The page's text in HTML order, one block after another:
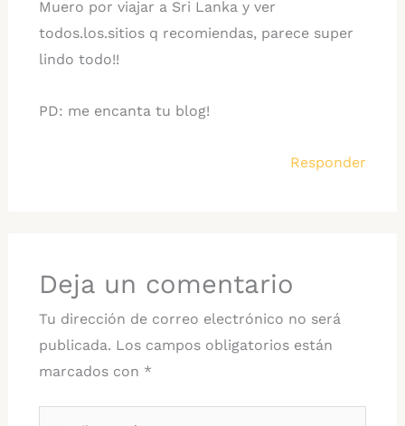
Muero por viajar a Sri Lanka y ver
todos.los.sitios q recomiendas, parece super
lindo todo!!
PD: me encanta tu blog!
Responder
Deja un comentario
Tu dirección de correo electrónico no será
publicada. Los campos obligatorios están
marcados con *